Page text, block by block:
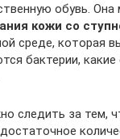
обувь.
кожи со
среде, которая
бактерии, какие
следить за тем,